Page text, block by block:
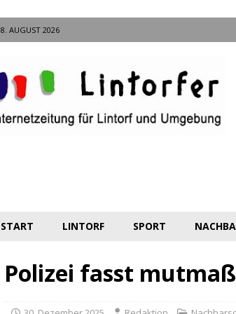
8. AUGUST 2026
START LINTORF SPORT
Polizei fasst